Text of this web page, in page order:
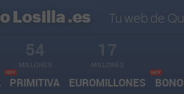
Losilla .es Tu web de
PRIMITIVA
HOY
EUROMILLONES
HOY